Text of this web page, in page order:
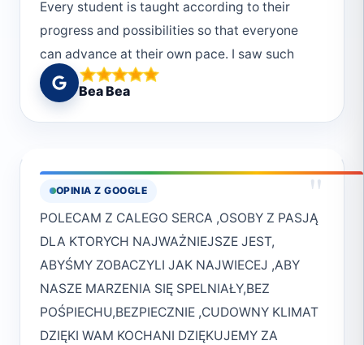
Egypt.Thank you, Deep South Divers, for an
unforgettable diving experience! I can’t wait
to come back.
Every student is taught according to their
progress and possibilities so that everyone
can advance at their own pace. I saw such
beautiful things and had such moving
moments marvelling at the underwater world.
From a complete beginner, I now know what
myself in! Muhammed and Monika are patient,
kind and extremely professional teachers and
if you want to get OWD certified - go to Marsa
Alam and ask for them, it's gonna be great 😁
Regards - I'll be back for more dives!
Bea Bea
OPINIA Z GOOGLE "
POLECAM Z CALEGO SERCA ,OSOBY Z PASJĄ
DLA KTORYCH NAJWAŻNIEJSZE JEST,
ABYŚMY ZOBACZYLI JAK NAJWIECEJ ,ABY
NASZE MARZENIA SIĘ SPELNIAŁY,BEZ
POŚPIECHU,BEZPIECZNIE ,CUDOWNY KLIMAT
DZIĘKI WAM KOCHANI DZIĘKUJEMY ZA